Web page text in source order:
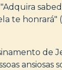
te honrará"
de
ansiosas